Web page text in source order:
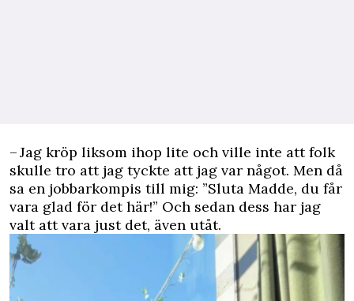
– Jag kröp liksom ihop lite och ville inte att folk
skulle tro att jag tyckte att jag var något. Men då
sa en jobbarkompis till mig: ”Sluta Madde, du får
vara glad för det här!” Och sedan dess har jag
valt att vara just det, även utåt.